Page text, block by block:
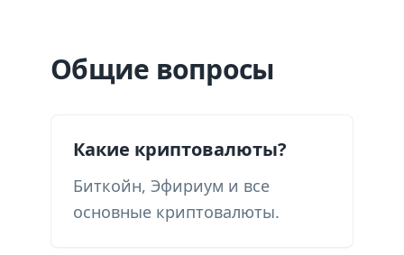
Общие вопросы
Какие криптовалюты?
Биткойн, Эфириум и все
основные криптовалюты.